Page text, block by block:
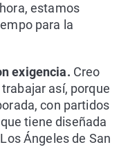
estamos
para la
exigencia. Creo
así, porque
con partidos
tiene diseñada
Ángeles de San